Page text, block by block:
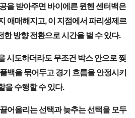
을 받아주면 바이에른 뮌헨 센터백은
애매해지고, 이 지점에서 파리생제르
한 방향 전환으로 시간을 벌 수 있다.
시도하더라도 무조건 박스 안으로 찢
백을 묶어두고 경기 흐름을 안정시키
을 수행할 수 있다.
어올리는 선택과 늦추는 선택을 모두